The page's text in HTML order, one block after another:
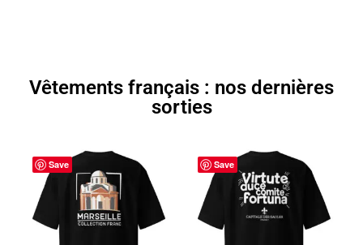
Vêtements français : nos dernières
sorties
Save Save